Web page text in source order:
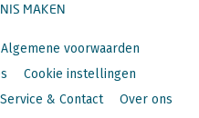
MAKEN
Algemene voorwaarden
Cookie instellingen
Service & Contact Over ons